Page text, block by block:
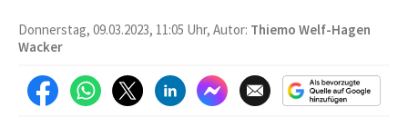
Donnerstag, 09.03.2023, 11:05 Uhr, Autor: Thiemo Welf-Hagen
Wacker